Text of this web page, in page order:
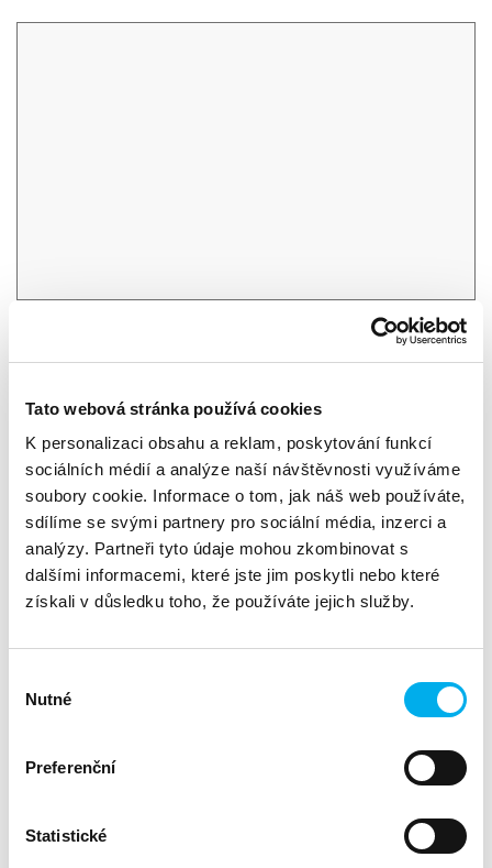
Tato webová stránka používá cookies
K personalizaci obsahu a reklam, poskytování funkcí
sociálních médií a analýze naší návštěvnosti využíváme
soubory cookie. Informace o tom, jak náš web používáte,
sdílíme se svými partnery pro sociální média, inzerci a
analýzy. Partneři tyto údaje mohou zkombinovat s
dalšími informacemi, které jste jim poskytli nebo které
získali v důsledku toho, že používáte jejich služby.
souhlasu
Nutné
Preferenční
Statistické
Business Unit Manager
Boriš Šálek
Product HW Manager
Vojtěch Volf
Business Development Manager HW
Andrea Moravcová
Business Development Manager SW
Olga Vachatová
Marketing Specialist
Dominika Löffler
Michalis Baliamis